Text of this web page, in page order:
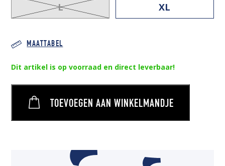
L XL
MAATTABEL
Dit artikel is op voorraad en direct leverbaar!
TOEVOEGEN AAN WINKELMANDJE